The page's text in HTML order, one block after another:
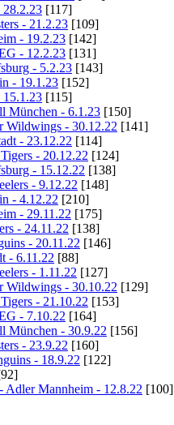
[117]
- 21.2.23 [109]
- 19.2.23 [142]
- 12.2.23 [131]
- 5.2.23 [143]
- 19.1.23 [152]
[115]
München - 6.1.23 [150]
Wildwings - 30.12.22 [141]
- 23.12.22 [114]
- 20.12.22 [124]
- 15.12.22 [138]
- 9.12.22 [148]
- 4.12.22 [210]
- 29.11.22 [175]
- 24.11.22 [138]
- 20.11.22 [146]
- 6.11.22 [88]
- 1.11.22 [127]
Wildwings - 30.10.22 [129]
- 21.10.22 [153]
- 7.10.22 [164]
München - 30.9.22 [156]
- 23.9.22 [160]
- 18.9.22 [122]
Adler Mannheim - 12.8.22 [100]